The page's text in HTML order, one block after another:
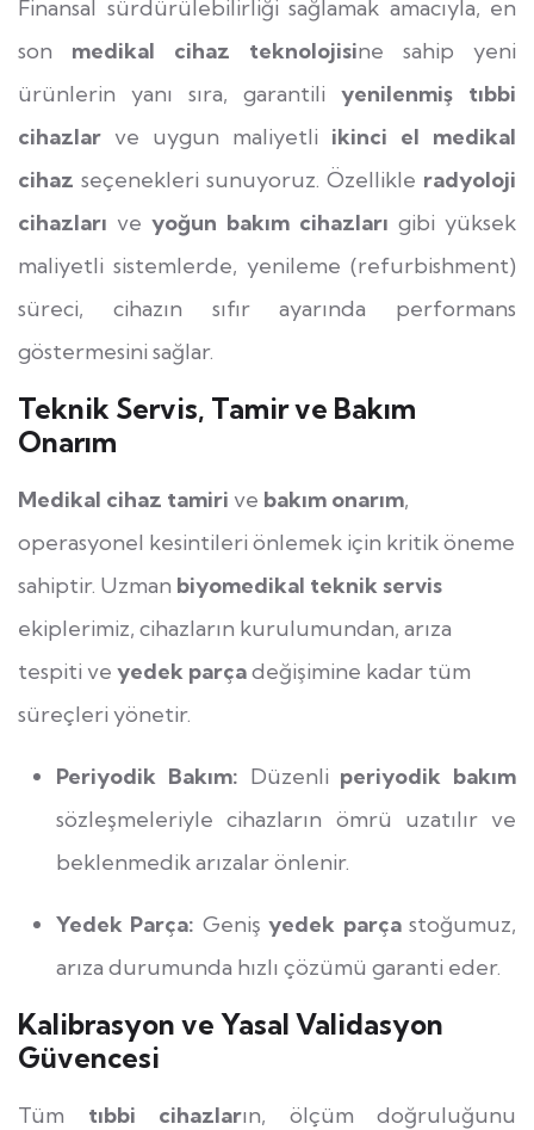
Finansal sürdürülebilirliği sağlamak amacıyla, en
son medikal cihaz teknolojisine sahip yeni
ürünlerin yanı sıra, garantili yenilenmiş tıbbi
cihazlar ve uygun maliyetli ikinci el medikal
cihaz seçenekleri sunuyoruz. Özellikle radyoloji
cihazları ve yoğun bakım cihazları gibi yüksek
maliyetli sistemlerde, yenileme (refurbishment)
süreci, cihazın sıfır ayarında performans
göstermesini sağlar.
Teknik Servis, Tamir ve Bakım
Onarım
Medikal cihaz tamiri ve bakım onarım,
operasyonel kesintileri önlemek için kritik öneme
sahiptir. Uzman biyomedikal teknik servis
ekiplerimiz, cihazların kurulumundan, arıza
tespiti ve yedek parçadeğişimine kadar tüm
süreçleri yönetir.
Periyodik Bakım: Düzenli periyodik bakım
sözleşmeleriyle cihazların ömrü uzatılır ve
beklenmedik arızalar önlenir.
Yedek Parça: Genişyedek parçastoğumuz,
arıza durumunda hızlı çözümü garanti eder.
Kalibrasyon ve Yasal Validasyon
Güvencesi
Tüm tıbbi cihazların, ölçüm doğruluğunu